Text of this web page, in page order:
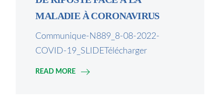
MALADIE À CORONAVIRUS
Communique-N889_8-08-2022-
COVID-19_SLIDETélécharger
READ MORE